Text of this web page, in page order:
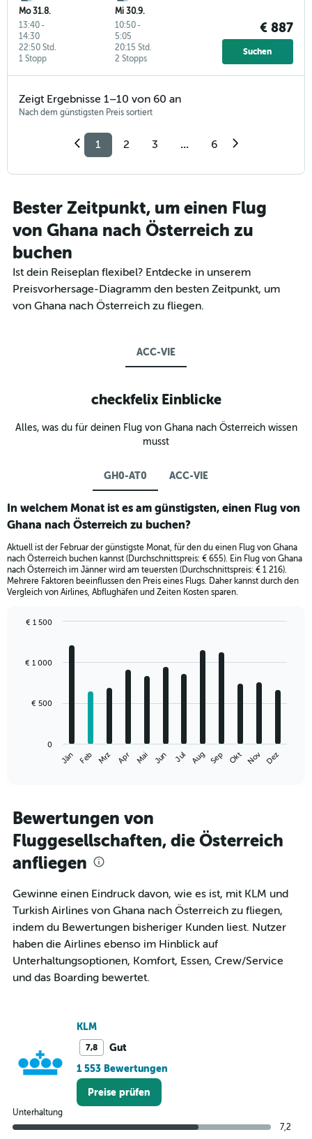
Mo 31.8.
13:40-
14:30
1 Stopp
22:50 Std.
Mi 30.9.
10:50-
5:05
2 Stopps
20:15 Std.
€ 887
Suchen
Zeigt Ergebnisse 1–10 von 60 an
Nach dem günstigsten Preis sortiert
1 2 3 ... 6
Bester Zeitpunkt, um einen Flug
von Ghana nach Österreich zu
buchen
Ist dein Reiseplan flexibel? Entdecke in unserem
Preisvorhersage-Diagramm den besten Zeitpunkt, um
von Ghana nach Österreich zu fliegen.
ACC-VIE
checkfelix Einblicke
Alles, was du für deinen Flug von Ghana nach Österreich wissen
musst
GH0-AT0 ACC-VIE
In welchem Monat ist es am günstigsten, einen Flug von
Ghana nach Österreich zu buchen?
Aktuell ist der Februar der günstigste Monat, für den du einen Flug von Ghana
nach Österreich buchen kannst (Durchschnittspreis: € 655). Ein Flug von Ghana
nach Österreich im Jänner wird am teuersten (Durchschnittspreis: € 1 216).
Mehrere Faktoren beeinflussen den Preis eines Flugs. Daher kannst durch den
Vergleich von Airlines, Abflughäfen und Zeiten Kosten sparen.
12
The
Range:
12
categories.
The
chart
1
Y
displaying
values.
Range:
0
Jän Feb Mrz Apr Mai Jun Jul Aug Sep Okt Nov Dez
0
€ 500
€ 1 000
€ 1 500
Bewertungen von
Fluggesellschaften, die Österreich
anfliegen
Gewinne einen Eindruck davon, wie es ist, mit KLM und
Turkish Airlines von Ghana nach Österreich zu fliegen,
indem du Bewertungen bisheriger Kunden liest. Nutzer
haben die Airlines ebenso im Hinblick auf
Unterhaltungsoptionen, Komfort, Essen, Crew/Service
und das Boarding bewertet.
KLM
7,8
Gut
1 553 Bewertungen
Preise prüfen
Unterhaltung
7,2